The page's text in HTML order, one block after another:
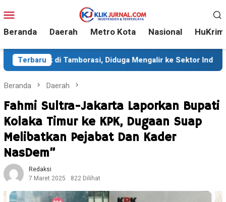
ke
kontenMobile
Beranda Daerah Metro Kota Nasional HuKrim
Terbaru
Diduga Mengalir ke Sektor Industri Sekitar 35
Beranda Daerah
Fahmi Sultra-Jakarta Laporkan Bupati
Kolaka Timur ke KPK, Dugaan Suap
Melibatkan Pejabat Dan Kader
NasDem”
Redaksi
7 Maret 2025
822 Dilihat